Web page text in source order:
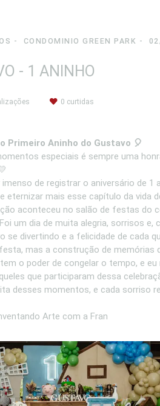
CONDOMINIO GREEN PARK
- 1 ANINHO
0 curtidas
Primeiro Aninho do Gustavo 🎈
especiais é sempre uma
de registrar o aniversário de
eternizar mais esse capítulo da vida
aconteceu no salão de festas do
um dia de muita alegria, sorrisos e,
se divertindo e a felicidade de cada
mas a construção de memórias
o poder de congelar o tempo, e eu
que participaram dessa
desses momentos, e cada sorriso
Arte com a Fran